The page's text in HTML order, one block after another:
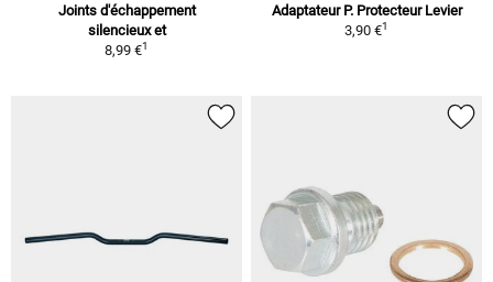
Joints d'échappement
silencieux et
8,99 €1
Adaptateur P. Protecteur Levier
3,90 €1